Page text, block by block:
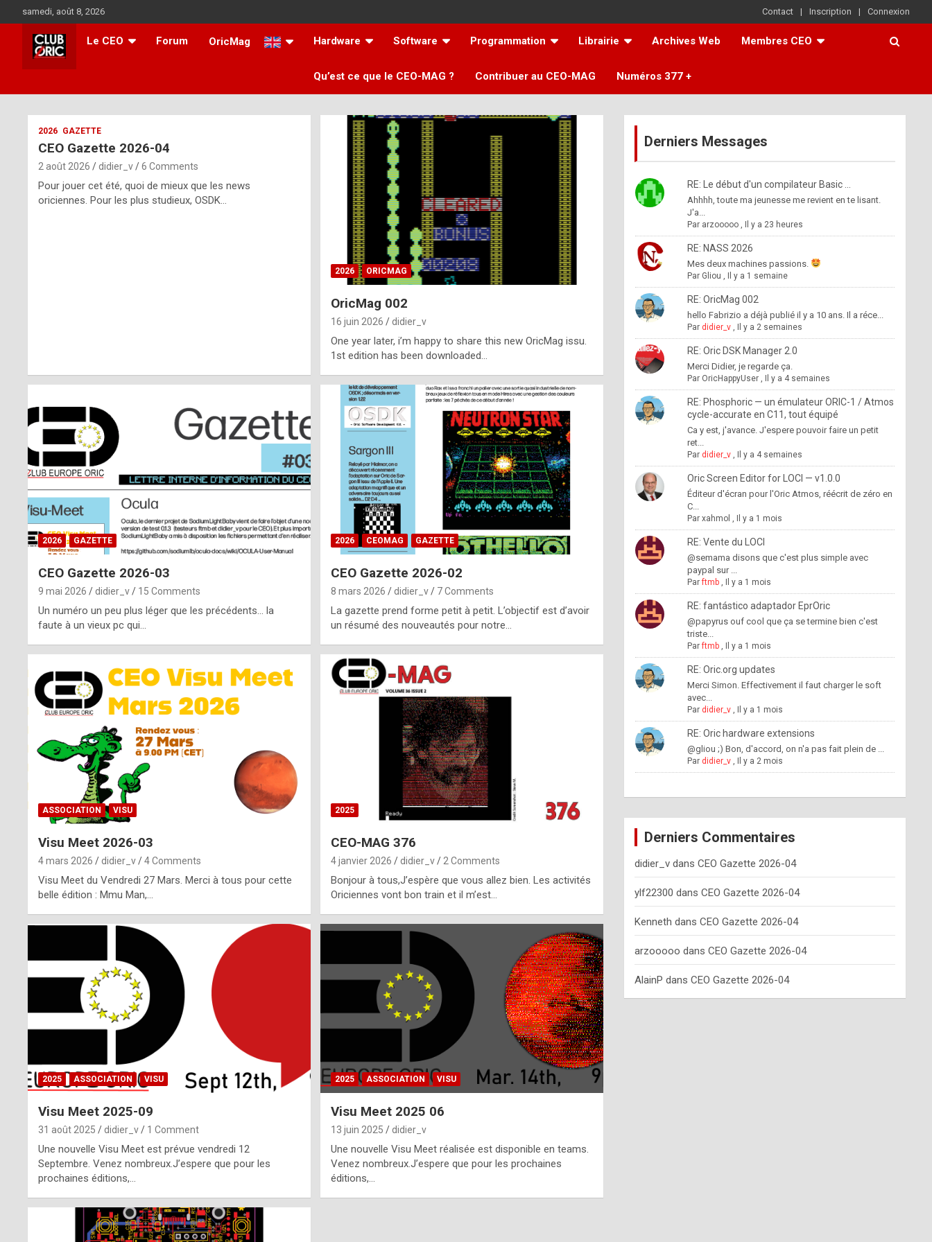
to
content
samedi, août 8, 2026 Contact Inscription Connexion
Le CEO Forum OricMag Hardware Software Programmation Librairie Archives Web Membres CEO
Qu’est ce que le CEO-MAG ? Contribuer au CEO-MAG Numéros 377 +
ff
m
2026 GAZETTE
CEO Gazette 2026-04
2 août 2026 didier_v 6 Comments
Pour jouer cet été, quoi de mieux que les news
oriciennes. Pour les plus studieux, OSDK…
2026 ORICMAG
OricMag 002
16 juin 2026 didier_v
One year later, i’m happy to share this new OricMag issu.
1st edition has been downloaded…
2026 GAZETTE
CEO Gazette 2026-03
9 mai 2026 didier_v 15 Comments
Un numéro un peu plus léger que les précédents… la
faute à un vieux pc qui…
2026 CEOMAG GAZETTE
CEO Gazette 2026-02
8 mars 2026 didier_v 7 Comments
La gazette prend forme petit à petit. L’objectif est d’avoir
un résumé des nouveautés pour notre…
ASSOCIATION VISU
Visu Meet 2026-03
4 mars 2026 didier_v 4 Comments
Visu Meet du Vendredi 27 Mars. Merci à tous pour cette
belle édition : Mmu Man,…
2025
CEO-MAG 376
4 janvier 2026 didier_v 2 Comments
Bonjour à tous,J’espère que vous allez bien. Les activités
Oriciennes vont bon train et il m’est…
2025 ASSOCIATION VISU
Visu Meet 2025-09
31 août 2025 didier_v 1 Comment
Une nouvelle Visu Meet est prévue vendredi 12
Septembre. Venez nombreux.J’espere que pour les
prochaines éditions,…
2025 ASSOCIATION VISU
Visu Meet 2025 06
13 juin 2025 didier_v
Une nouvelle Visu Meet réalisée est disponible en teams.
Venez nombreux.J’espere que pour les prochaines
éditions,…
Derniers Messages
RE: Le début d'un compilateur Basic ...
Ahhhh, toute ma jeunesse me revient en te lisant.
J'a...
Par arzooooo, Il y a 23 heures
RE: NASS 2026
Mes deux machines passions.
Par Gliou , Il y a 1 semaine
RE: OricMag 002
hello Fabrizio a déjà publié il y a 10 ans. Il a réce...
Par didier_v, Il y a 2 semaines
RE: Oric DSK Manager 2.0
Merci Didier, je regarde ça.
Par OricHappyUser, Il y a 4 semaines
RE: Phosphoric — un émulateur ORIC-1 / Atmos
cycle-accurate en C11, tout équipé
Ca y est, j'avance. J'espere pouvoir faire un petit
ret...
Par didier_v, Il y a 4 semaines
Oric Screen Editor for LOCI — v1.0.0
Éditeur d'écran pour l'Oric Atmos, réécrit de zéro en
C...
Par xahmol , Il y a 1 mois
RE: Vente du LOCI
@semama disons que c'est plus simple avec
paypal sur ...
Parftmb, Il y a 1 mois
RE: fantástico adaptador EprOric
@papyrus ouf cool que ça se termine bien c'est
triste...
Parftmb, Il y a 1 mois
RE: Oric.org updates
Merci Simon. Effectivement il faut charger le soft
avec...
Par didier_v, Il y a 1 mois
RE: Oric hardware extensions
@gliou ;) Bon, d'accord, on n'a pas fait plein de ...
Par didier_v, Il y a 2 mois
Derniers Commentaires
didier_vdans CEO Gazette 2026-04
ylf22300 dans CEO Gazette 2026-04
Kenneth dans CEO Gazette 2026-04
arzooooo dans CEO Gazette 2026-04
AlainP dans CEO Gazette 2026-04